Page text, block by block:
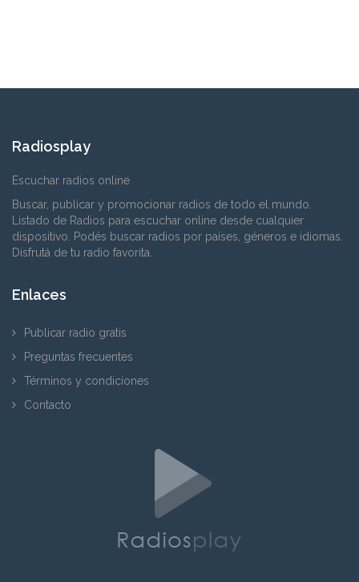
Radiosplay
Escuchar radios online
Buscar, publicar y promocionar radios de todo el mundo.
Listado de Radios para escuchar online desde cualquier
dispositivo. Podés buscar radios por países, géneros e idiomas.
Disfrutá de tu radio favorita.
Enlaces
Publicar radio gratis
Preguntas frecuentes
Términos y condiciones
Contacto